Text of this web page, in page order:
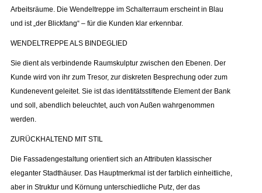
Arbeitsräume. Die Wendeltreppe im Schalterraum erscheint in Blau
und ist „der Blickfang“ – für die Kunden klar erkennbar.
WENDELTREPPE ALS BINDEGLIED
Sie dient als verbindende Raumskulptur zwischen den Ebenen. Der
Kunde wird von ihr zum Tresor, zur diskreten Besprechung oder zum
Kundenevent geleitet. Sie ist das identitätsstiftende Element der Bank
und soll, abendlich beleuchtet, auch von Außen wahrgenommen
werden.
ZURÜCKHALTEND MIT STIL
Die Fassadengestaltung orientiert sich an Attributen klassischer
eleganter Stadthäuser. Das Hauptmerkmal ist der farblich einheitliche,
aber in Struktur und Körnung unterschiedliche Putz, der das